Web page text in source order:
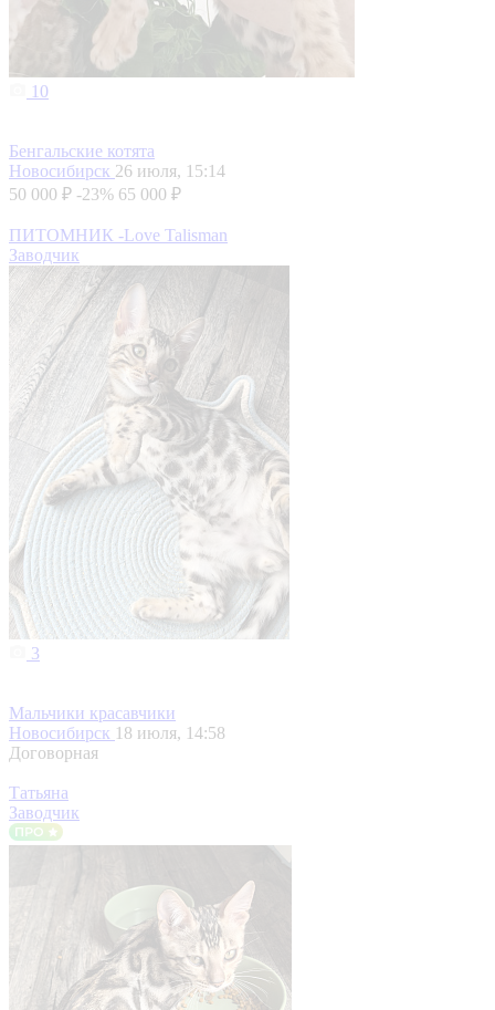
10
Бенгальские котята
Новосибирск 26 июля, 15:14
50 000 ₽ -23% 65 000 ₽
ПИТОМНИК -Love Talisman
Заводчик
3
Мальчики красавчики
Новосибирск 18 июля, 14:58
Договорная
Татьяна
Заводчик